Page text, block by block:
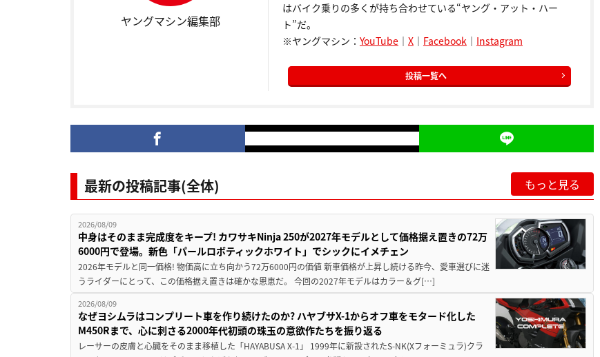
ヤングマシン編集部
はバイク乗りの多くが持ち合わせている“ヤング・アット・ハー
ト”だ。
※ヤングマシン： YouTube｜ X｜ Facebook｜ Instagram
投稿一覧へ
最新の投稿記事(全体) もっと見る
2026/08/09
中身はそのまま完成度をキープ! カワサキNinja 250が2027年モデルとして価格据え置きの72万
6000円で登場。新色「パールロボティックホワイト」でシックにイメチェン
2026年モデルと同一価格! 物価高に立ち向かう72万6000円の価値 新車価格が上昇し続ける昨今、愛車選びに迷
うライダーにとって、この価格据え置きは確かな恩恵だ。 今回の2027年モデルはカラー＆グ[…]
2026/08/09
なぜヨシムラはコンプリート車を作り続けたのか? ハヤブサX-1からオフ車をモタード化した
M450Rまで、心に刺さる2000年代初頭の珠玉の意欲作たちを振り返る
レーサーの皮膚と心臓をそのまま移植した「HAYABUSA X-1」 1999年に新設されたS-NK(Xフォーミュラ)クラ